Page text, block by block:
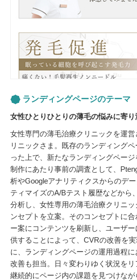
ランディングページのテーマ
女性ひとりひとりの薄毛の悩みに寄り
女性専門の薄毛治療クリニックを運
リニックさま。既存のランディング
った上で、新たなランディングページ
制作にあたり事前の調査として、
析やGoogleアナリティクスからのデ
ティマイズのA/Bテスト履歴などから
分析し、女性専用の薄毛治療クリニ
ンセプトを立案。そのコンセプトに合
ー案にコンテンツを刷新し、ユーザ
供することによって、CVRの改善を
に、ランディングページの運用過程
改善も担当。日々変わりゆく状況をリ
継続的にページ内の課題を見つけな